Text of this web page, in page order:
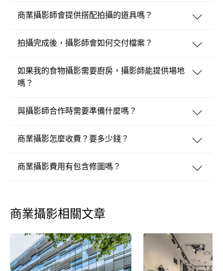
商業攝影師會提供搭配拍攝的道具嗎？
拍攝完成後，攝影師會如何交付檔案？
如果我的食物攝影需要廚房，攝影師能提供場地
嗎？
與攝影師合作時需要準備什麼嗎？
商業攝影怎麼收費？要多少錢？
商業攝影費用有包含修圖嗎？
商業攝影相關文章